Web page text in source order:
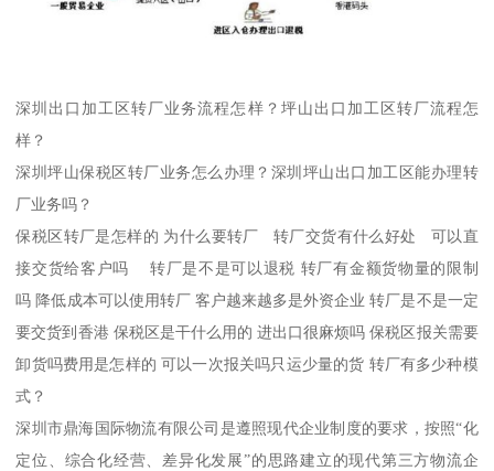
深圳出口加工区转厂业务流程怎样？坪山出口加工区转厂流程怎
样？
深圳坪山保税区转厂业务怎么办理？深圳坪山出口加工区能办理转
厂业务吗？
保税区转厂是怎样的 为什么要转厂 转厂交货有什么好处 可以直
接交货给客户吗 转厂是不是可以退税 转厂有金额货物量的限制
吗 降低成本可以使用转厂 客户越来越多是外资企业 转厂是不是一定
要交货到香港 保税区是干什么用的 进出口很麻烦吗 保税区报关需要
卸货吗费用是怎样的 可以一次报关吗只运少量的货 转厂有多少种模
式？
深圳市鼎海国际物流有限公司是遵照现代企业制度的要求，按照“化
定位、综合化经营、差异化发展”的思路建立的现代第三方物流企